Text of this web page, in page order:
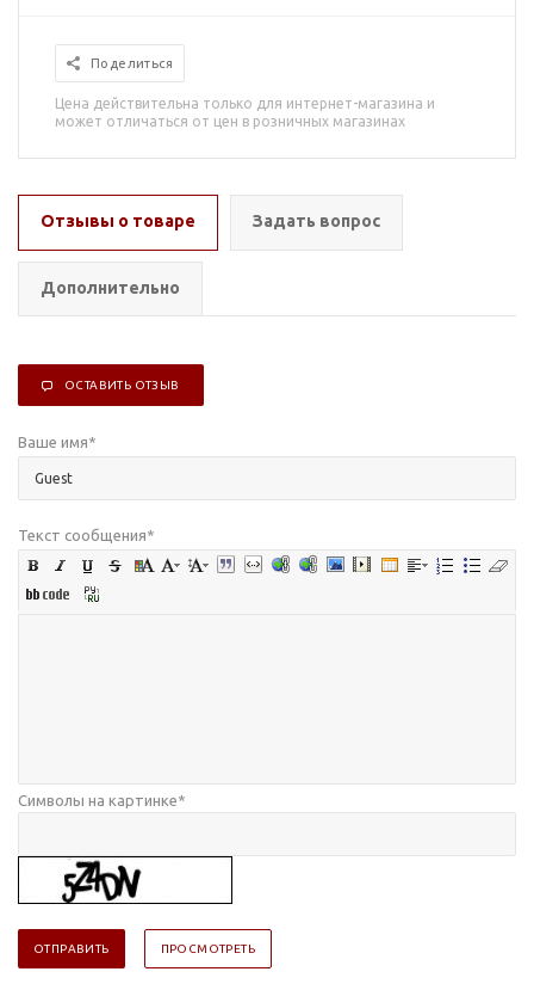
Поделиться
Цена действительна только для интернет-магазина и
может отличаться от цен в розничных магазинах
Отзывы о товаре Задать вопрос
Дополнительно
ОСТАВИТЬ ОТЗЫВ
Ваше имя*
Текст сообщения*
Символы на картинке*